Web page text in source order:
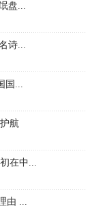
盘...
诗...
国...
航
在中...
由 ...